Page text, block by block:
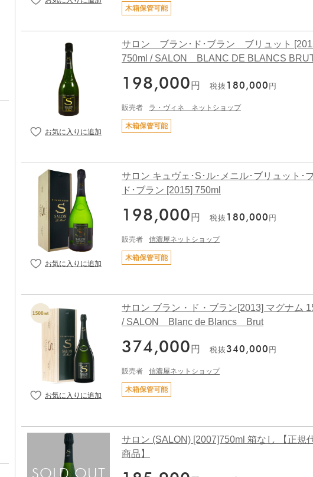
木箱保管可能
サロン ブラン･ド･ブラン ブリュット
750ml / SALON BLANC DE BLANCS
198,000 円 税抜 180,000 円
販売者 ラ・ヴィネ ネットショップ
木箱保管可能
サロン キュヴェ･S･ル･メニル･ブリュット･
ド･ブラン [2015] 750ml
198,000 円 税抜 180,000 円
販売者 信濃屋ネットショップ
木箱保管可能
サロン ブラン・ド・ブラン[2013] マグナム
/ SALON Blanc de Blancs Brut
374,000 円 税抜340,000 円
販売者 信濃屋ネットショップ
木箱保管可能
サロン (SALON) [2007]750ml 箱なし 【正規
商品】